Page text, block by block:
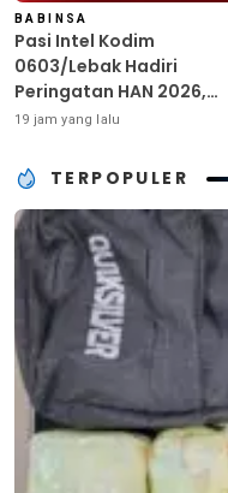
BABINSA
Pasi Intel Kodim
0603/Lebak Hadiri
Peringatan HAN 2026,
Tegaskan Dukungan
Ramah Anak
19 jam yang lalu
TERPOPULER